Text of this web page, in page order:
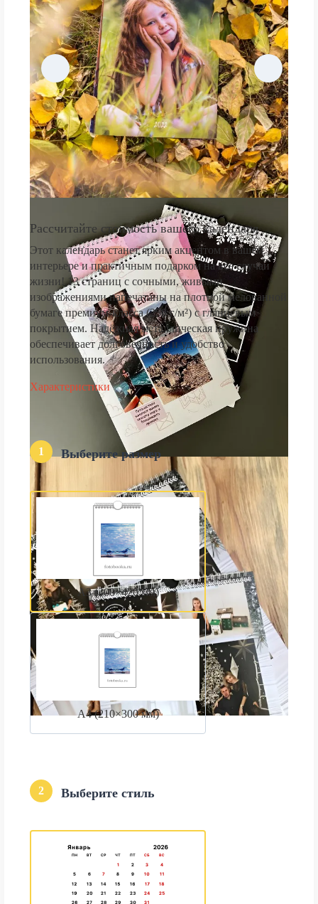
Рассчитайте стоимость вашего календаря
Этот календарь станет ярким акцентом в вашем
интерьере и практичным подарком на все случаи
жизни! 13 страниц с сочными, живыми
изображениями напечатаны на плотной мелованной
бумаге премиум-класса (250 г/м²) с глянцевым
покрытием. Надёжная металлическая пружина
обеспечивает долговечность и удобство
использования.
Характеристики
1 Выберите размер
А3 (300×420 мм)
А4 (210×300 мм)
2 Выберите стиль